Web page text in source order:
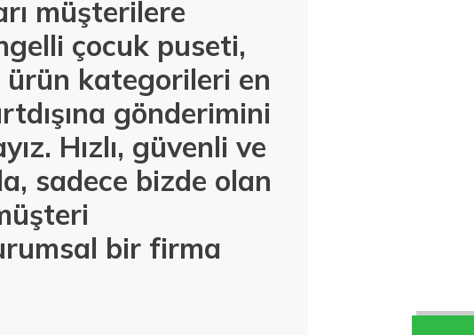
müşterilere
çocuk puseti,
kategorileri en
gönderimini
Hızlı, güvenli ve
sadece bizde olan
bir firma